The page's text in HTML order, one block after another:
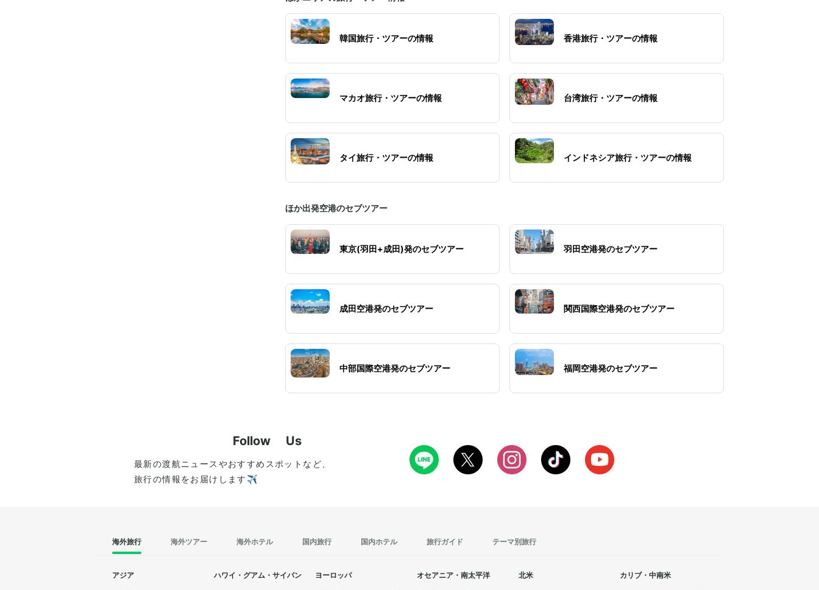
韓国旅行・ツアーの情報 香港旅行・ツアーの情報
マカオ旅行・ツアーの情報 台湾旅行・ツアーの情報
タイ旅行・ツアーの情報 インドネシア旅行・ツアーの情報
ほか出発空港のセブツアー
東京(羽田+成田)発のセブツアー 羽田空港発のセブツアー
成田空港発のセブツアー 関西国際空港発のセブツアー
中部国際空港発のセブツアー 福岡空港発のセブツアー
Follow Us
最新の渡航ニュースやおすすめスポットなど、
旅行の情報をお届けします✈️
海外旅行 海外ツアー 海外ホテル 国内旅行 国内ホテル 旅行ガイド テーマ別旅行
アジア ハワイ・グアム・サイパン ヨーロッパ オセアニア・南太平洋 北米 カリブ・中南米